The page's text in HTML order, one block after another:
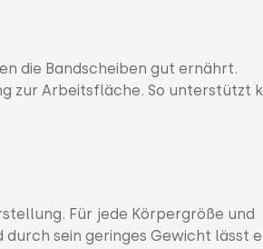
die Bandscheiben gut ernährt.
zur Arbeitsfläche. So unterstützt
Für jede Körpergröße und
durch sein geringes Gewicht lässt